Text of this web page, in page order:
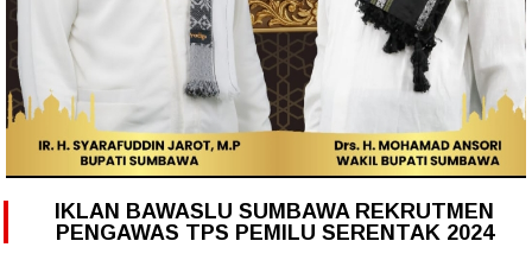
IKLAN BAWASLU SUMBAWA REKRUTMEN
PENGAWAS TPS PEMILU SERENTAK 2024